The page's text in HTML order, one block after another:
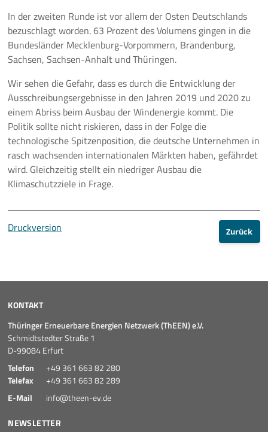
In der zweiten Runde ist vor allem der Osten Deutschlands
bezuschlagt worden. 63 Prozent des Volumens gingen in die
Bundesländer Mecklenburg-Vorpommern, Brandenburg,
Sachsen, Sachsen-Anhalt und Thüringen.
Wir sehen die Gefahr, dass es durch die Entwicklung der
Ausschreibungsergebnisse in den Jahren 2019 und 2020 zu
einem Abriss beim Ausbau der Windenergie kommt. Die
Politik sollte nicht riskieren, dass in der Folge die
technologische Spitzenposition, die deutsche Unternehmen in
rasch wachsenden internationalen Märkten haben, gefährdet
wird. Gleichzeitig stellt ein niedriger Ausbau die
Klimaschutzziele in Frage.
Druckversion Zurück
KONTAKT
Thüringer Erneuerbare Energien Netzwerk (ThEEN) e.V.
Schmidtstedter Straße 1
D-99084 Erfurt
Telefon
+49 361 663 82 280
Telefax
+49 361 663 82 289
E-Mail
info@theen-ev.de
NEWSLETTER